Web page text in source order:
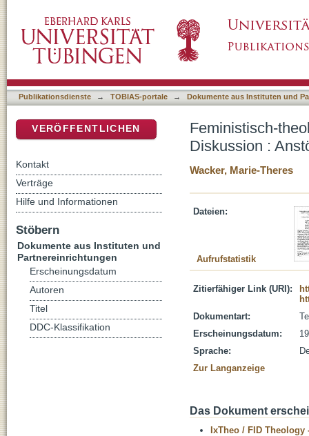
Publikationsdienste → TOBIAS-portale → Dokumente aus Instituten und
Feministisch-
Diskussion :
Wacker, Marie-Theres
Dateien:
Aufrufstatistik
Zitierfähiger Link (URI):
Dokumentart:
Erscheinungsdatum:
Sprache:
Zur Langanzeige
Das Dokument
IxTheo / FID Theology
VERÖFFENTLICHEN
Kontakt
Verträge
Hilfe und Informationen
Stöbern
Dokumente aus Instituten und
Partnereinrichtungen
Erscheinungsdatum
Autoren
Titel
DDC-Klassifikation